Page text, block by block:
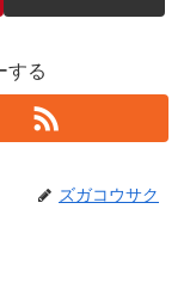
する
ズガコウサク